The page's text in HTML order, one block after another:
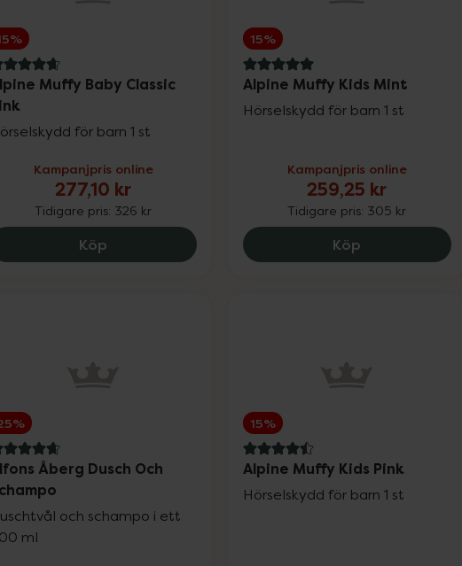
av 5 i omdöme
Muffy Baby Classic
för barn 1 st
Kampanjpris online
277,10 kr
Tidigare pris: 326 kr
Köp Alpine Muffy Baby Classic Pink, 277.1 kr.
15%
5 av 5 i omdöme
Alpine Muffy Kids Mint
Hörselskydd för barn 1 st
Kampanjpris online
259,25 kr
Tidigare pris: 305 kr
Köp Alpine Muffy
av 5 i omdöme
Åberg Dusch Och
och schampo i ett
ml
15%
4.5 av 5 i omdöme
Alpine Muffy Kids Pink
Hörselskydd för barn 1 st